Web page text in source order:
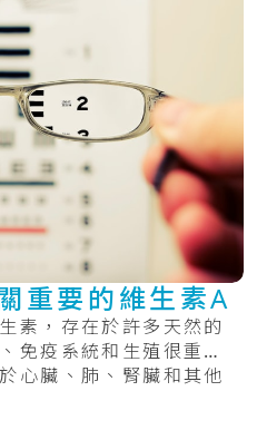
重要的維生素A
素，存在於許多天然的
免疫系統和生殖很重
心臟、肺、腎臟和其他